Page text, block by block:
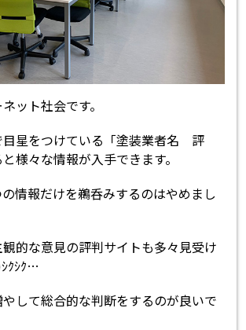
ット社会です。
目星をつけている「塗装業者名 評
様々な情報が入手できます。
情報だけを鵜呑みするのはやめまし
的な意見の評判サイトも多々見受け
ｸｼｸ…
して総合的な判断をするのが良いで